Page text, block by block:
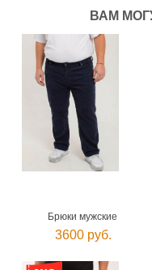
ВАМ
Брюки мужские
3600 руб.